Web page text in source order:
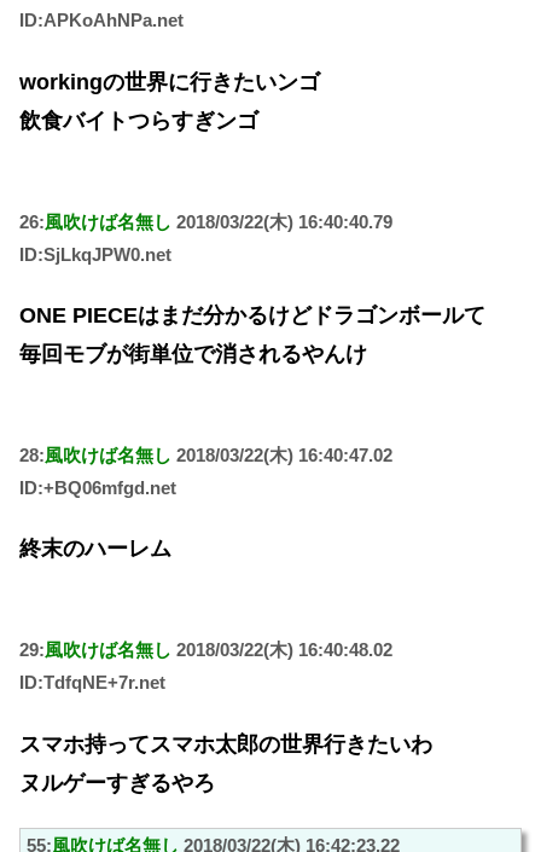
ID:APKoAhNPa.net
workingの世界に行きたいンゴ
飲食バイトつらすぎンゴ
26:風吹けば名無し 2018/03/22(木) 16:40:40.79
ID:SjLkqJPW0.net
ONE PIECEはまだ分かるけどドラゴンボールて
毎回モブが街単位で消されるやんけ
28:風吹けば名無し 2018/03/22(木) 16:40:47.02
ID:+BQ06mfgd.net
終末のハーレム
29:風吹けば名無し 2018/03/22(木) 16:40:48.02
ID:TdfqNE+7r.net
スマホ持ってスマホ太郎の世界行きたいわ
ヌルゲーすぎるやろ
55:風吹けば名無し 2018/03/22(木) 16:42:23.22